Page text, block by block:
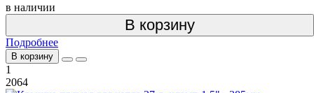
в наличии
В корзину
Подробнее
В корзину
1
2064